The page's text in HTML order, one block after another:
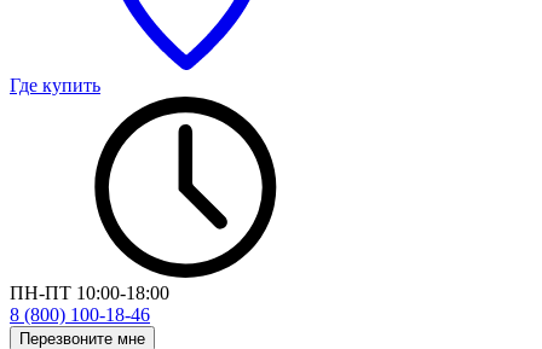
Где купить
ПН-ПТ 10:00-18:00
8 (800) 100-18-46
Перезвоните мне